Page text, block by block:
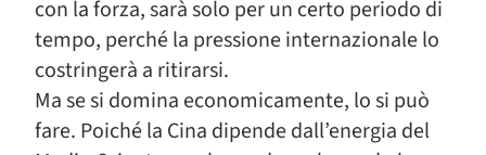
con la forza, sarà solo per un certo periodo di
tempo, perché la pressione internazionale lo
costringerà a ritirarsi.
Ma se si domina economicamente, lo si può
fare. Poiché la Cina dipende dall’energia del